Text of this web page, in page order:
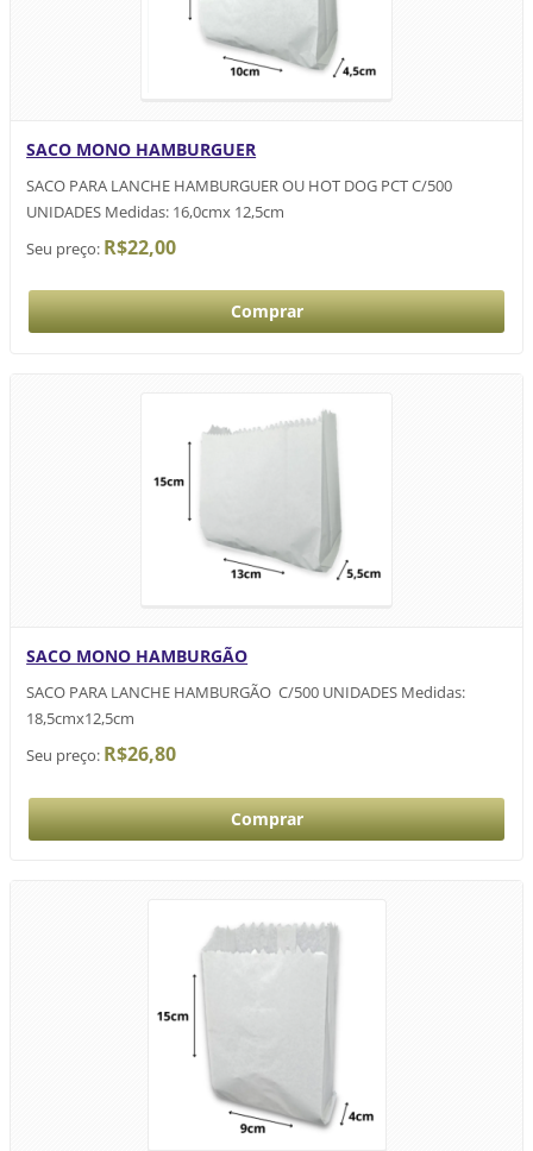
SACO MONO HAMBURGUER
SACO PARA LANCHE HAMBURGUER OU HOT DOG PCT C/500
UNIDADES Medidas: 16,0cmx 12,5cm
Seu preço: R$22,00
SACO MONO HAMBURGÃO
SACO PARA LANCHE HAMBURGÃO C/500 UNIDADES Medidas:
18,5cmx12,5cm
Seu preço: R$26,80